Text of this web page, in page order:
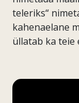
teleriks“
kahenaelane
üllatab ka teie